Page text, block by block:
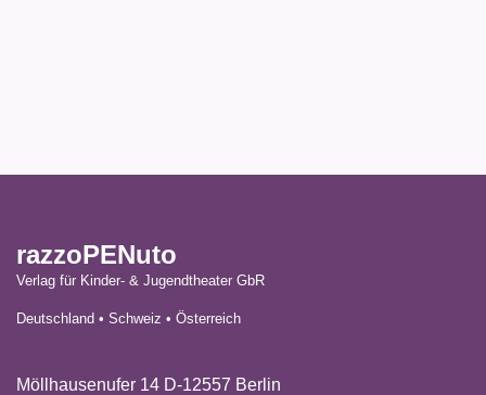
razzoPENuto
Verlag für Kinder- & Jugendtheater GbR
Deutschland • Schweiz • Österreich
Möllhausenufer 14 D-12557 Berlin